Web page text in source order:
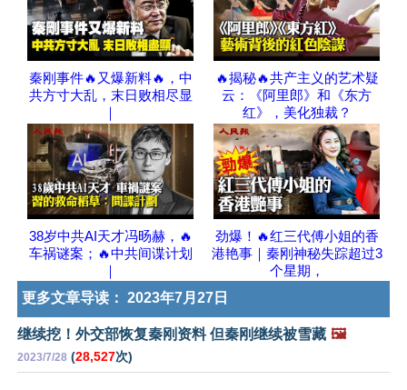
秦刚事件🔥又爆新料🔥，中
共方寸大乱，末日败相尽显
｜
🔥揭秘🔥共产主义的艺术疑
云：《阿里郎》和《东方
红》，美化独裁？
38岁中共AI天才冯旸赫，🔥
车祸谜案；🔥中共间谍计划
｜
劲爆！🔥红三代傅小姐的香
港艳事｜秦刚神秘失踪超过3
个星期，
更多文章导读： 2023年7月27日
继续挖！外交部恢复秦刚资料 但秦刚继续被雪藏 🖼️
2023/7/28 (28,527次)